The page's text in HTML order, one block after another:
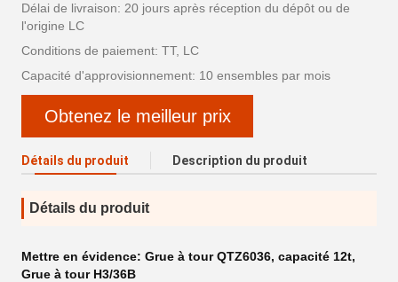
Délai de livraison: 20 jours après réception du dépôt ou de
l'origine LC
Conditions de paiement: TT, LC
Capacité d'approvisionnement: 10 ensembles par mois
Obtenez le meilleur prix
Détails du produit Description du produit
Détails du produit
Mettre en évidence: Grue à tour QTZ6036, capacité 12t,
Grue à tour H3/36B